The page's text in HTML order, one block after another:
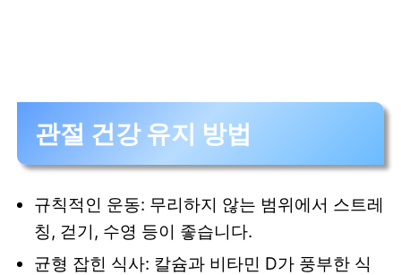
관절 건강 유지 방법
규칙적인 운동: 무리하지 않는 범위에서 스트레
칭, 걷기, 수영 등이 좋습니다.
균형 잡힌 식사: 칼슘과 비타민 D가 풍부한 식